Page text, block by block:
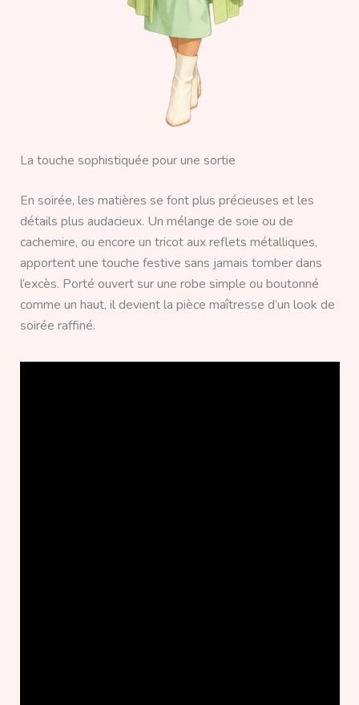
La touche sophistiquée pour une sortie
En soirée, les matières se font plus précieuses et les
détails plus audacieux. Un mélange de soie ou de
cachemire, ou encore un tricot aux reflets métalliques,
apportent une touche festive sans jamais tomber dans
l’excès. Porté ouvert sur une robe simple ou boutonné
comme un haut, il devient la pièce maîtresse d’un look de
soirée raffiné.